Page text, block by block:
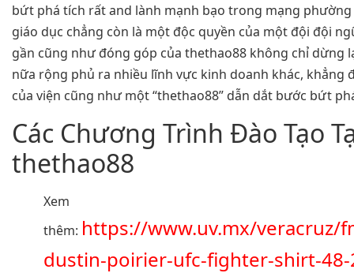
bứt phá tích rất and lành mạnh bạo trong mạng
giáo dục chẳng còn là một độc quyền của một đội đội
gần cũng như đóng góp của thethao88 không chỉ dừng
nữa rộng phủ ra nhiều lĩnh vực kinh doanh khác, khẳng
của viện cũng như một “thethao88” dẫn dắt bước bứt
Các Chương Trình Đào Tạo
thethao88
Xem
thêm: https://www.uv.mx/veracruz/
dustin-poirier-ufc-fighter-shirt-